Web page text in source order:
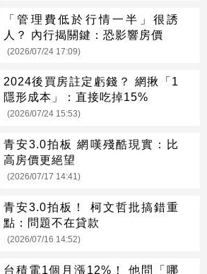
「管理費低於行情一半」很誘
人？ 內行揭關鍵：恐影響房價
(2026/07/24 17:09)
2024後買房註定虧錢？ 網揪「1
隱形成本」：直接吃掉15%
(2026/07/24 15:53)
青安3.0拍板 網嘆殘酷現實：比
高房價更絕望
(2026/07/17 14:41)
青安3.0拍板！ 柯文哲批搞錯重
點：問題不在貸款
(2026/07/16 14:52)
台積電1個月漲12%！ 他問「哪